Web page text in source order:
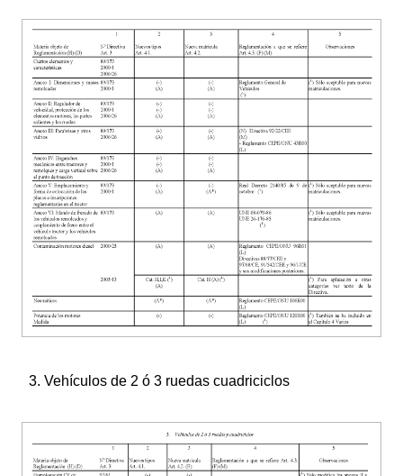
3. Vehículos de 2 ó 3 ruedas cuadriciclos